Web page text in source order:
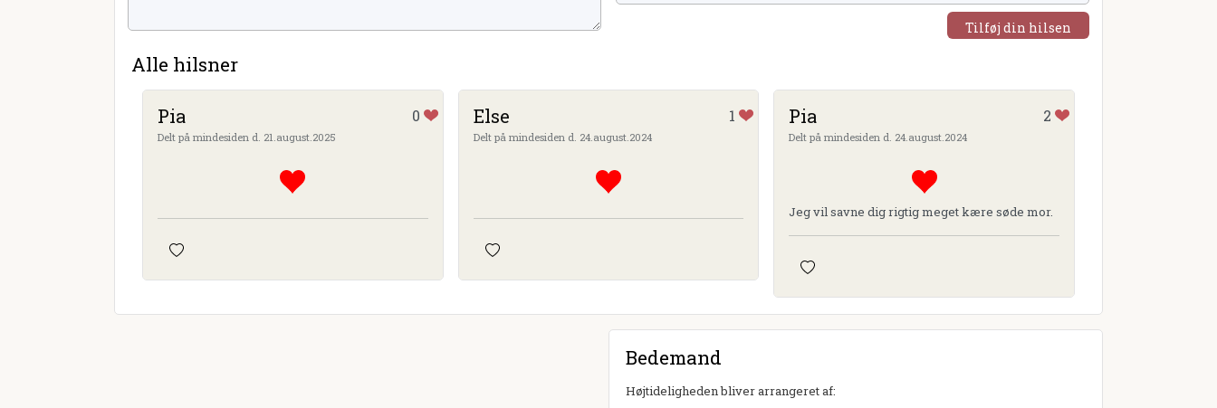
Tilføj din hilsen
Alle hilsner
Pia 0
Delt på mindesiden d. 21.august.2025
Else 1
Delt på mindesiden d. 24.august.2024
Pia 2
Delt på mindesiden d. 24.august.2024
Jeg vil savne dig rigtig meget kære søde mor.
Bedemand
Højtideligheden bliver arrangeret af: